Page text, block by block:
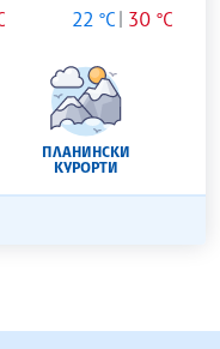
22 °C 30 °C
ПЛАНИНСКИ
КУРОРТИ